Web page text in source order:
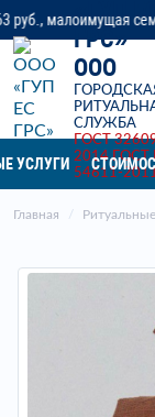
семья -
«ГУП
ГРС»
ООО
СЛУЖБА
ГОСТ
2014 ГОСТ
54611-
УСЛУГИ
Главная